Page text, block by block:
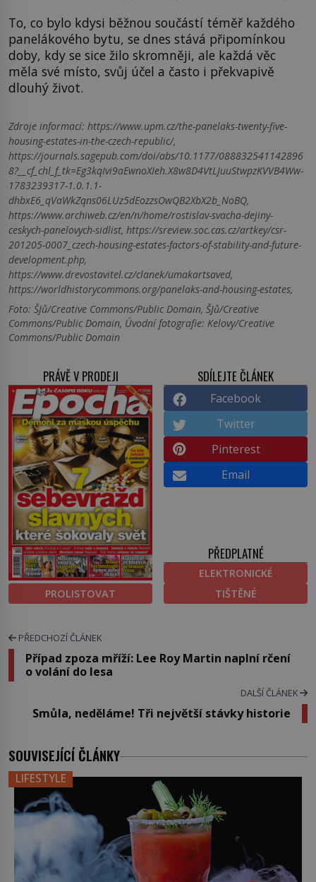
To, co bylo kdysi běžnou součástí téměř každého
panelákového bytu, se dnes stává připomínkou
doby, kdy se sice žilo skromněji, ale každá věc
měla své místo, svůj účel a často i překvapivě
dlouhý život.
Zdroje informací: https://www.upm.cz/the-panelaks-twenty-five-
housing-estates-in-the-czech-republic/,
https://journals.sagepub.com/doi/abs/10.1177/088832541142896
8?__cf_chl_f_tk=Eg3kqIvi9aEwnoXIeh.X8w8D4VtLJuuStwpzKVVB4Ww-
1783239317-1.0.1.1-
dhbxE6_qVaWkZqns06LUz5dEozzsOwQB2XbX2b_NoBQ,
https://www.archiweb.cz/en/n/home/rostislav-svacha-dejiny-
ceskych-panelovych-sidlist, https://sreview.soc.cas.cz/artkey/csr-
201205-0007_czech-housing-estates-factors-of-stability-and-future-
development.php,
https://www.drevostavitel.cz/clanek/umakartsaved,
https://worldhistorycommons.org/panelaks-and-housing-estates,
Foto: ŠJů/Creative Commons/Public Domain, ŠJů/Creative
Commons/Public Domain, Úvodní fotografie: Kelovy/Creative
Commons/Public Domain
PRÁVĚ V PRODEJI
PROLISTOVAT
SDÍLEJTE ČLÁNEK
Facebook
Twitter
Pinterest
Email
PŘEDPLATNÉ
ELEKTRONICKÉ
TIŠTĚNÉ
PŘEDCHOZÍ ČLÁNEK
Případ zpoza mříží: Lee Roy Martin naplní rčení
o volání do lesa
DALŠÍ ČLÁNEK
Smůla, neděláme! Tři největší stávky historie
SOUVISEJÍCÍ ČLÁNKY
LIFESTYLE